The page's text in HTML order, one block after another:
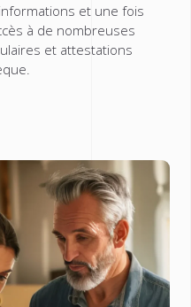
et une fois
à de nombreuses
et attestations